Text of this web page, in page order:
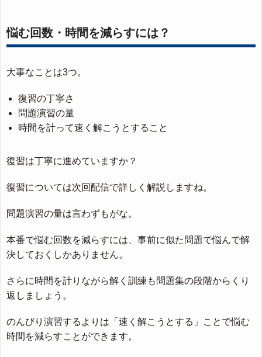
悩む回数・時間を減らすには？
大事なことは3つ。
復習の丁寧さ
問題演習の量
時間を計って速く解こうとすること
復習は丁寧に進めていますか？
復習については次回配信で詳しく解説しますね。
問題演習の量は言わずもがな。
本番で悩む回数を減らすには、事前に似た問題で悩んで解
決しておくしかありません。
さらに時間を計りながら解く訓練も問題集の段階からくり
返しましょう。
のんびり演習するよりは「速く解こうとする」ことで悩む
時間を減らすことができます。